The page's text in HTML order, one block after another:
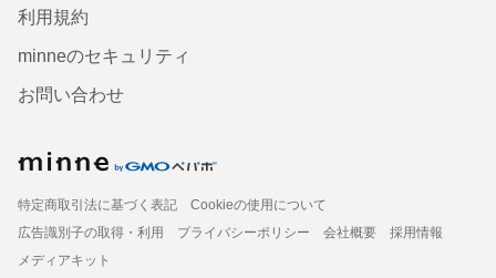
利用規約
minneのセキュリティ
お問い合わせ
特定商取引法に基づく表記
Cookieの使用について
広告識別子の取得・利用
プライバシーポリシー 会社概要
採用情報
メディアキット